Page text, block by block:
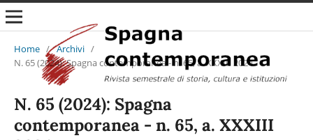
Home / Archivi /
N. 65 (2024): Spagna contemporanea - n. 65, a. XXXIII 2024
N. 65 (2024): Spagna
contemporanea - n. 65, a. XXXIII